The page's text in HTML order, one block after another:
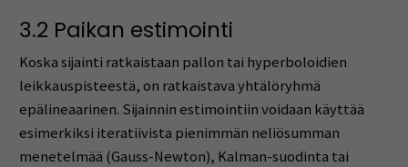
3.2 Paikan estimointi
Koska sijainti ratkaistaan pallon tai hyperboloidien
leikkauspisteestä, on ratkaistava yhtälöryhmä
epälineaarinen. Sijainnin estimointiin voidaan käyttää
esimerkiksi iteratiivista pienimmän neliösumman
menetelmää (Gauss-Newton), Kalman-suodinta tai